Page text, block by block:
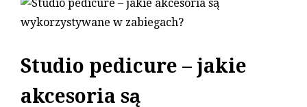
Studio pedicure – jakie
akcesoria są